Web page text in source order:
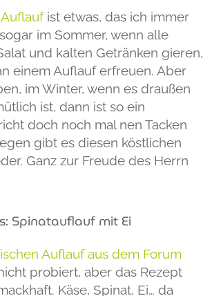
ist etwas, das ich immer
im Sommer, wenn alle
und kalten Getränken gieren,
einem Auflauf erfreuen. Aber
im Winter, wenn es draußen
ist, dann ist so ein
doch noch mal nen Tacken
gibt es diesen köstlichen
Ganz zur Freude des Herrn
Spinatauflauf mit Ei
Auflauf aus dem Forum
probiert, aber das Rezept
Käse, Spinat, Ei… da